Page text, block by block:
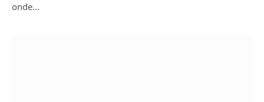
onde…